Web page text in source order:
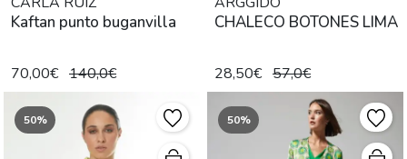
Kaftan punto buganvilla
70,00€ 140,0€
CHALECO BOTONES LIMA
28,50€ 57,0€
50% 50%